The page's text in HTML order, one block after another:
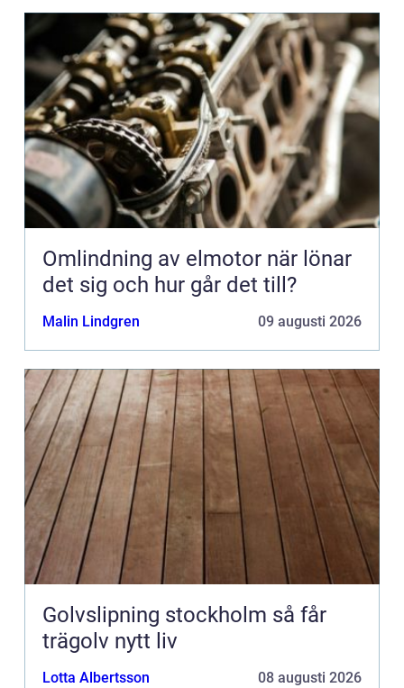
Omlindning av elmotor när lönar
det sig och hur går det till?
Malin Lindgren 09 augusti 2026
Golvslipning stockholm så får
trägolv nytt liv
Lotta Albertsson 08 augusti 2026